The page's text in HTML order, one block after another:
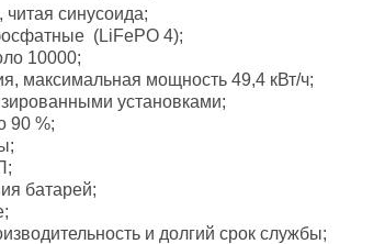
синусоида;
(LiFePO 4);
10000;
максимальная мощность 49,4 кВт/ч;
установками;
90 %;
батарей;
и долгий срок службы;